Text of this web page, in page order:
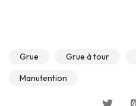
Grue Grue à tour
Manutention